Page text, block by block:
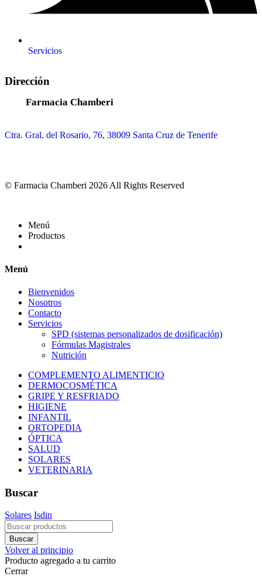
Servicios
Dirección
Farmacia Chamberi
Ctra. Gral. del Rosario, 76, 38009 Santa Cruz de Tenerife
© Farmacia Chamberi 2026 All Rights Reserved
Menú
Productos
Menú
Bienvenidos
Nosotros
Contacto
Servicios
SPD (sistemas personalizados de dosificación)
Fórmulas Magistrales
Nutrición
COMPLEMENTO ALIMENTICIO
DERMOCOSMÉTICA
GRIPE Y RESFRIADO
HIGIENE
INFANTIL
ORTOPEDIA
ÓPTICA
SALUD
SOLARES
VETERINARIA
Buscar
Solares Isdin
Volver al principio
Producto agregado a tu carrito
Cerrar